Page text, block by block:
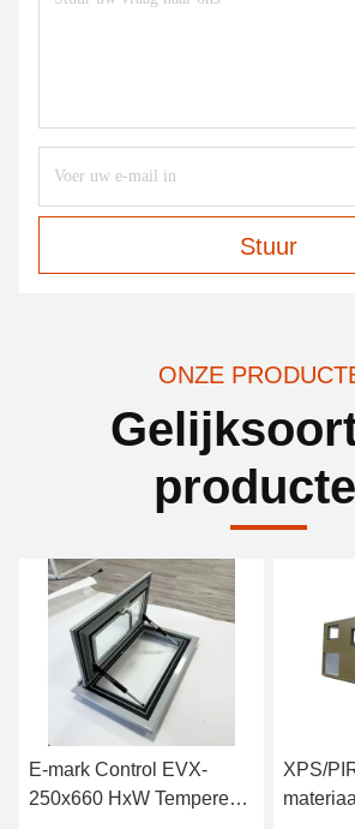
Stuur
ONZE
E-mark Control EVX-
250x660 HxW Tempered
XPS/